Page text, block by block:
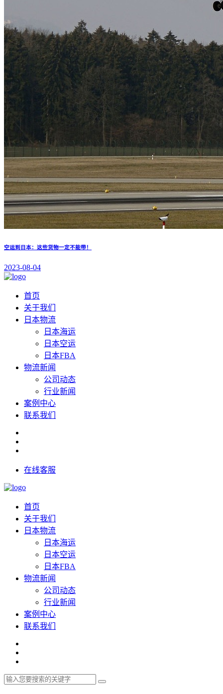
空运到日本：这些货物一定不能带！
2023-08-04
首页
关于我们
日本物流
日本海运
日本空运
日本FBA
物流新闻
公司动态
行业新闻
案例中心
联系我们
在线客服
首页
关于我们
日本物流
日本海运
日本空运
日本FBA
物流新闻
公司动态
行业新闻
案例中心
联系我们